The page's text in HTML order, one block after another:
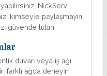
NickServ
kimseyle paylaşmayın
güvende tutun.
duvarı veya iş ağı
farklı ağda deneyin